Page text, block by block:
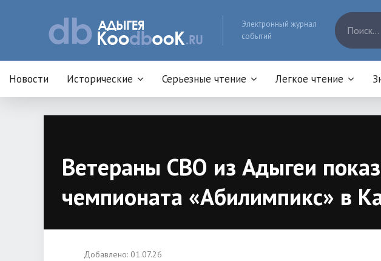
Электронный журнал
событий
Новости Исторические Серьезные чтение Легкое чтение
Ветераны СВО из Адыгеи
чемпионата «Абилимпикс» в
Добавлено: 01.07.26